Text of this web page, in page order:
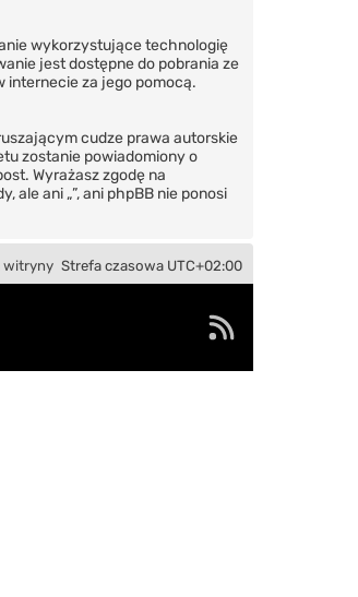
wykorzystujące technologię
jest dostępne do pobrania ze
internecie za jego pomocą.
cudze prawa autorskie
zostanie powiadomiony o
Wyrażasz zgodę na
ani „”, ani phpBB nie ponosi
Strefa czasowa UTC+02:00
witryny